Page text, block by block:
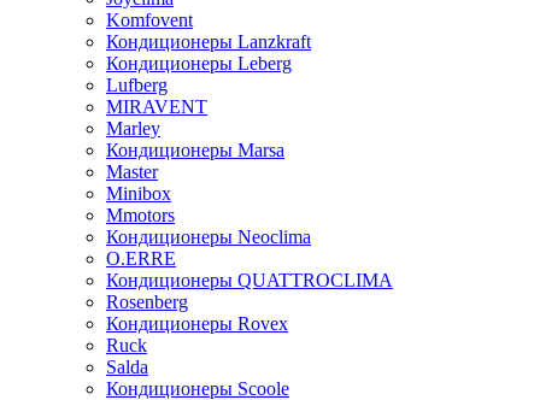
Komfovent
Кондиционеры Lanzkraft
Кондиционеры Leberg
Lufberg
MIRAVENT
Marley
Кондиционеры Marsa
Master
Minibox
Mmotors
Кондиционеры Neoclima
O.ERRE
Кондиционеры QUATTROCLIMA
Rosenberg
Кондиционеры Rovex
Ruck
Salda
Кондиционеры Scoole